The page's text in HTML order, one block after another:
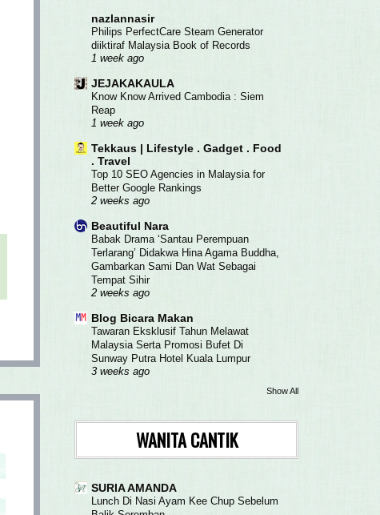
nazlannasir
Philips PerfectCare Steam Generator
diiktiraf Malaysia Book of Records
1 week ago
JEJAKAKAULA
Know Know Arrived Cambodia : Siem
Reap
1 week ago
Tekkaus | Lifestyle . Gadget . Food
. Travel
Top 10 SEO Agencies in Malaysia for
Better Google Rankings
2 weeks ago
Beautiful Nara
Babak Drama ‘Santau Perempuan
Terlarang’ Didakwa Hina Agama Buddha,
Gambarkan Sami Dan Wat Sebagai
Tempat Sihir
2 weeks ago
Blog Bicara Makan
Tawaran Eksklusif Tahun Melawat
Malaysia Serta Promosi Bufet Di
Sunway Putra Hotel Kuala Lumpur
3 weeks ago
Show All
WANITA CANTIK
SURIA AMANDA
Lunch Di Nasi Ayam Kee Chup Sebelum